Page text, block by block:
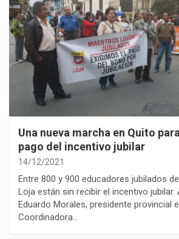
Una nueva marcha en Quito
pago del incentivo jubilar
14/12/2021
Entre 800 y 900 educadores jubilados
Loja están sin recibir el incentivo jubilar.
Eduardo Morales, presidente provincial
Coordinadora…